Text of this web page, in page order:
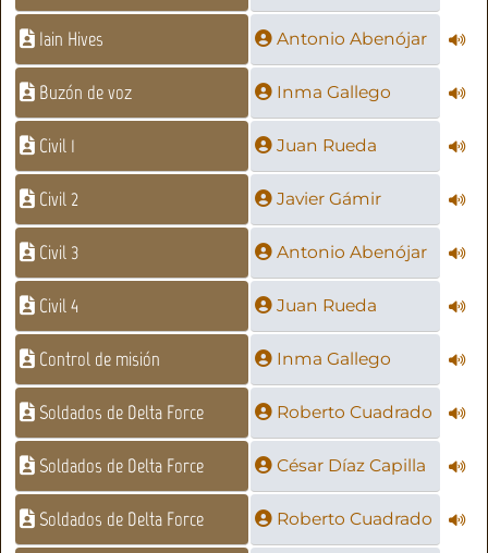
Iain Hives Antonio Abenójar
Buzón de voz Inma Gallego
Civil 1 Juan Rueda
Civil 2 Javier Gámir
Civil 3 Antonio Abenójar
Civil 4 Juan Rueda
Control de misión Inma Gallego
Soldados de Delta Force Roberto Cuadrado
Soldados de Delta Force César Díaz Capilla
Soldados de Delta Force Roberto Cuadrado